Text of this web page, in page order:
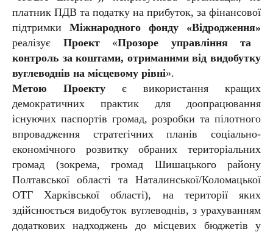
платник ПДВ та податку на прибуток, за фінансової
підтримки Міжнародного фонду «Відродження»
реалізує Проект«Прозоре управління та
контроль за коштами, отриманими від видобутку
вуглеводнів на місцевому рівні».
Метою Проекту є використання кращих
демократичних практик для доопрацювання
існуючих паспортів громад, розробки та пілотного
впровадження стратегічних планів соціально-
економічного розвитку обраних територіальних
громад (зокрема, громад Шишацького району
Полтавської області та Наталинської/Коломацької
ОТГ Харківської області), на території яких
здійснюється видобуток вуглеводнів, з урахуванням
додаткових надходжень до місцевих бюджетів у